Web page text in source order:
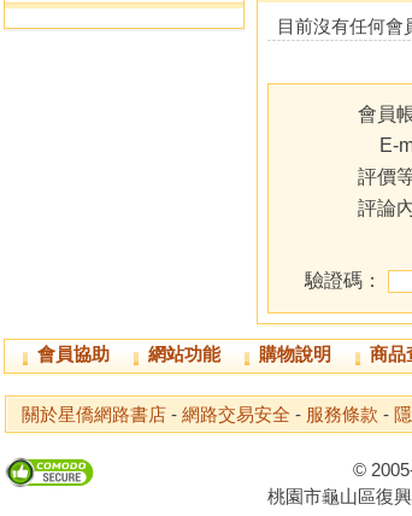
目前沒有任何會
會員
E-
評價
評論
驗證碼：
會員協助 網站功能 購物說明 商品
關於星僑網路書店 - 網路交易安全 - 服務條款 -
©
桃園市龜山區復